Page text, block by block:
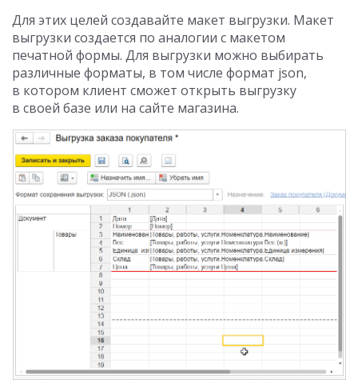
Для этих целей создавайте макет выгрузки. Макет
выгрузки создается по аналогии с макетом
печатной формы. Для выгрузки можно выбирать
различные форматы, в том числе формат json,
в котором клиент сможет открыть выгрузку
в своей базе или на сайте магазина.